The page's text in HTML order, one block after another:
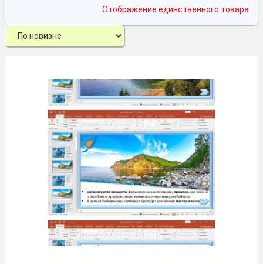
Отображение единственного товара